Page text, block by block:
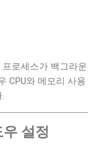
로세스가 백그라운
CPU와 메모리 사용
설정